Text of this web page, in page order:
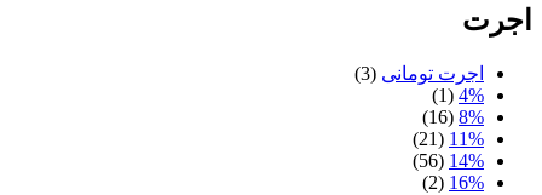
اجرت
اجرت تومانی (3)
4%
(1)
8%
(16)
11%
(21)
14%
(56)
16%
(2)